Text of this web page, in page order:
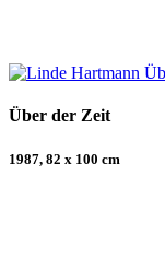
Über der Zeit
1987, 82 x 100 cm